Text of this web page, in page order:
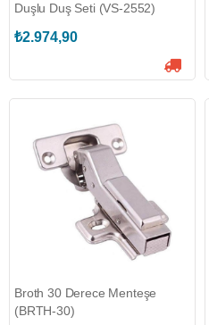
Duşlu Duş Seti (VS-2552)
₺2.974,90
Broth 30 Derece Menteşe
(BRTH-30)